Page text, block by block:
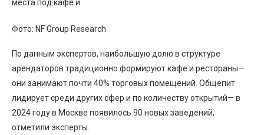
Фото: NF Group Research
По данным экспертов, наибольшую долю в структуре
арендаторов традиционно формируют кафе и рестораны—
они занимают почти 40% торговых помещений. Общепит
лидирует среди других сфер и по количеству открытий— в
2024 году в Москве появилось 90 новых заведений,
отметили эксперты.